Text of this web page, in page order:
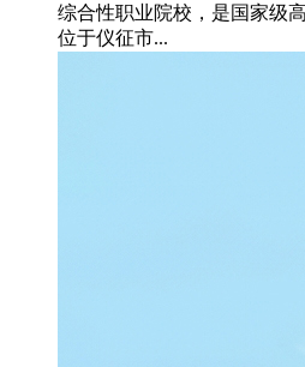
综合性职业院校，是国家级
位于仪征市...